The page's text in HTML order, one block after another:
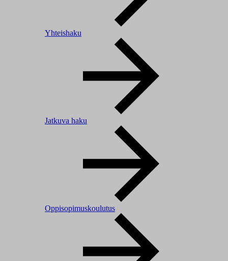
Yhteishaku
Jatkuva haku
Oppisopimuskoulutus